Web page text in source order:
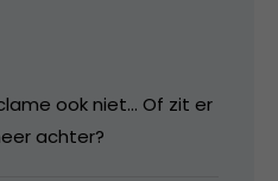
ook niet… Of zit er
achter?